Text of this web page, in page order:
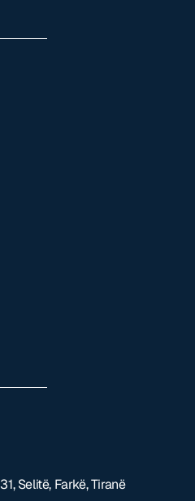
Selitë, Farkë, Tiranë